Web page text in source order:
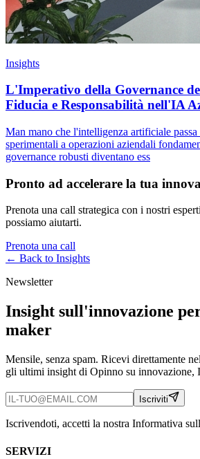
Insights
L'Imperativo della Governance
Fiducia e Responsabilità nell'IA
Man mano che l'intelligenza artificiale
sperimentali a operazioni aziendali
governance robusti diventano ess
Pronto ad accelerare la tua
Prenota una call strategica con i nostri
possiamo aiutarti.
Prenota una call
← Back to Insights
Newsletter
Insight sull'innovazione
maker
Mensile, senza spam. Ricevi direttamente
gli ultimi insight di Opinno su innovazione,
Iscriviti
Iscrivendoti, accetti la nostra Informativa
SERVIZI